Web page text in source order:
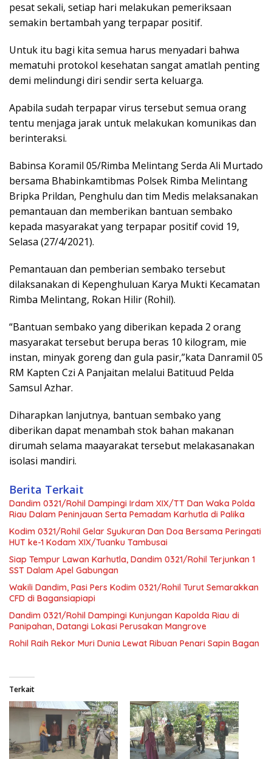
pesat sekali, setiap hari melakukan pemeriksaan
semakin bertambah yang terpapar positif.
Untuk itu bagi kita semua harus menyadari bahwa
mematuhi protokol kesehatan sangat amatlah penting
demi melindungi diri sendir serta keluarga.
Apabila sudah terpapar virus tersebut semua orang
tentu menjaga jarak untuk melakukan komunikas dan
berinteraksi.
Babinsa Koramil 05/Rimba Melintang Serda Ali Murtado
bersama Bhabinkamtibmas Polsek Rimba Melintang
Bripka Prildan, Penghulu dan tim Medis melaksanakan
pemantauan dan memberikan bantuan sembako
kepada masyarakat yang terpapar positif covid 19,
Selasa (27/4/2021).
Pemantauan dan pemberian sembako tersebut
dilaksanakan di Kepenghuluan Karya Mukti Kecamatan
Rimba Melintang, Rokan Hilir (Rohil).
“Bantuan sembako yang diberikan kepada 2 orang
masyarakat tersebut berupa beras 10 kilogram, mie
instan, minyak goreng dan gula pasir,”kata Danramil 05
RM Kapten Czi A Panjaitan melalui Batituud Pelda
Samsul Azhar.
Diharapkan lanjutnya, bantuan sembako yang
diberikan dapat menambah stok bahan makanan
dirumah selama maayarakat tersebut melakasanakan
isolasi mandiri.
Berita Terkait
Dandim 0321/Rohil Dampingi Irdam XIX/TT Dan Waka Polda
Riau Dalam Peninjauan Serta Pemadam Karhutla di Palika
Kodim 0321/Rohil Gelar Syukuran Dan Doa Bersama Peringati
HUT ke-1 Kodam XIX/Tuanku Tambusai
Siap Tempur Lawan Karhutla, Dandim 0321/Rohil Terjunkan 1
SST Dalam Apel Gabungan
Wakili Dandim, Pasi Pers Kodim 0321/Rohil Turut Semarakkan
CFD di Bagansiapiapi
Dandim 0321/Rohil Dampingi Kunjungan Kapolda Riau di
Panipahan, Datangi Lokasi Perusakan Mangrove
Rohil Raih Rekor Muri Dunia Lewat Ribuan Penari Sapin Bagan
Terkait